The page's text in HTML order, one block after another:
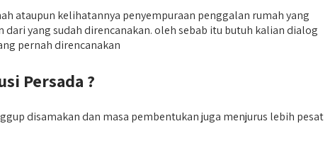
ataupun kelihatannya penyempuraan penggalan rumah yang
yang sudah direncanakan. oleh sebab itu butuh kalian dialog
pernah direncanakan
Persada ?
disamakan dan masa pembentukan juga menjurus lebih pesat